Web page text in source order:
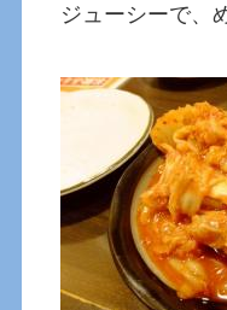
ジューシーで、